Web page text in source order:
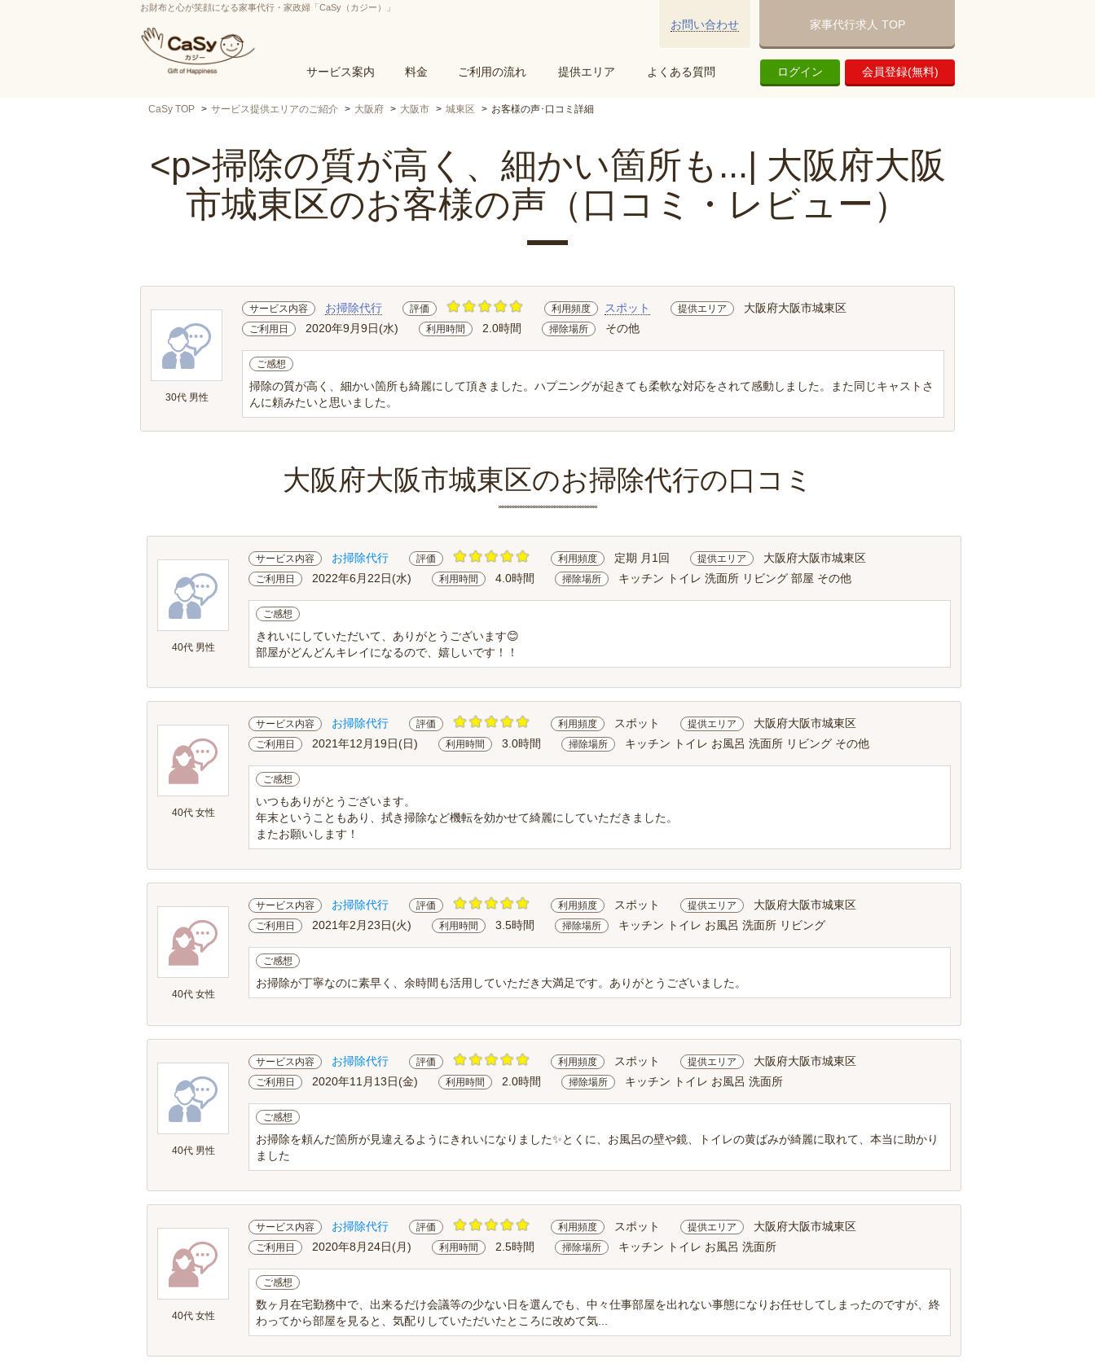
お財布と心が笑顔になる家事代行・家政婦「CaSy（カジー）」
サービス案内 料金 ご利用の流れ 提供エリア よくある質問 ログイン 会員登録(無料)
お問い合わせ 家事代行求人 TOP
CaSy TOP サービス提供エリアのご紹介 大阪府 大阪市 城東区 お客様の声･口コミ詳細
<p>掃除の質が高く、細かい箇所も...| 大阪府大阪
市城東区のお客様の声（口コミ・レビュー）
30代 男性
サービス内容 お掃除代行 評価 利用頻度 スポット 提供エリア 大阪府大阪市城東区
ご利用日 2020年9月9日(水) 利用時間 2.0時間 掃除場所 その他
ご感想
掃除の質が高く、細かい箇所も綺麗にして頂きました。ハプニングが起きても柔軟な対応をされて感動しました。また同じキャストさ
んに頼みたいと思いました。
大阪府大阪市城東区のお掃除代行の口コミ
40代 男性
サービス内容 お掃除代行 評価 利用頻度 定期 月1回 提供エリア 大阪府大阪市城東区
ご利用日 2022年6月22日(水) 利用時間 4.0時間 掃除場所 キッチン トイレ 洗面所 リビング 部屋 その他
ご感想
きれいにしていただいて、ありがとうございます😊
部屋がどんどんキレイになるので、嬉しいです！！
40代 女性
サービス内容 お掃除代行 評価 利用頻度 スポット 提供エリア 大阪府大阪市城東区
ご利用日 2021年12月19日(日) 利用時間 3.0時間 掃除場所 キッチン トイレ お風呂 洗面所 リビング その他
ご感想
いつもありがとうございます。
年末ということもあり、拭き掃除など機転を効かせて綺麗にしていただきました。
またお願いします！
40代 女性
サービス内容 お掃除代行 評価 利用頻度 スポット 提供エリア 大阪府大阪市城東区
ご利用日 2021年2月23日(火) 利用時間 3.5時間 掃除場所 キッチン トイレ お風呂 洗面所 リビング
ご感想
お掃除が丁寧なのに素早く、余時間も活用していただき大満足です。ありがとうございました。
40代 男性
サービス内容 お掃除代行 評価 利用頻度 スポット 提供エリア 大阪府大阪市城東区
ご利用日 2020年11月13日(金) 利用時間 2.0時間 掃除場所 キッチン トイレ お風呂 洗面所
ご感想
お掃除を頼んだ箇所が見違えるようにきれいになりました✨とくに、お風呂の壁や鏡、トイレの黄ばみが綺麗に取れて、本当に助かり
ました
40代 女性
サービス内容 お掃除代行 評価 利用頻度 スポット 提供エリア 大阪府大阪市城東区
ご利用日 2020年8月24日(月) 利用時間 2.5時間 掃除場所 キッチン トイレ お風呂 洗面所
ご感想
数ヶ月在宅勤務中で、出来るだけ会議等の少ない日を選んでも、中々仕事部屋を出れない事態になりお任せしてしまったのですが、終
わってから部屋を見ると、気配りしていただいたところに改めて気...